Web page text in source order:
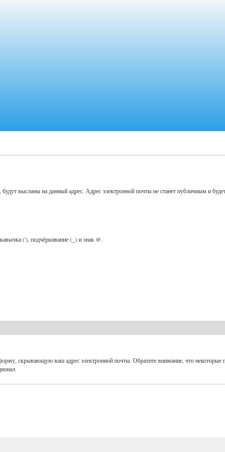
высланы на данный адрес. Адрес электронной почты не станет публичным и
('), подчёркивание (_) и знак @.
скрывающую ваш адрес электронной почты. Обратите внимание, что некоторые